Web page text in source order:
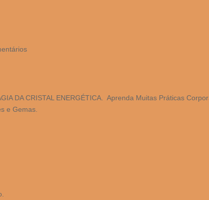
DA CRISTAL ENERGÉTICA. Aprenda Muitas Práticas
e Gemas.